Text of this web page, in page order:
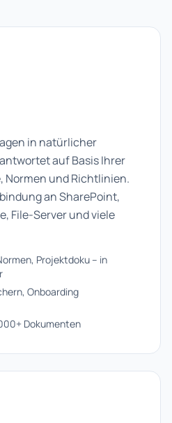
in natürlicher
auf Basis Ihrer
Normen und Richtlinien.
an SharePoint,
File-Server und viele
Projektdoku – in
Onboarding
Dokumenten